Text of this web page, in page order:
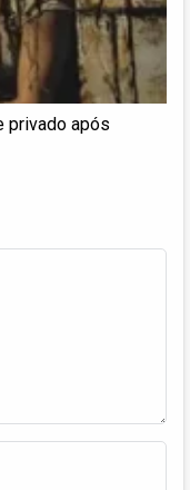
privado após